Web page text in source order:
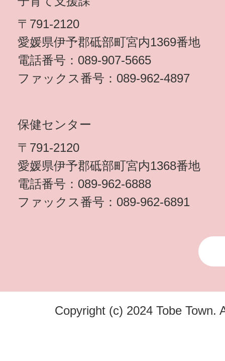
〒791-2120
愛媛県伊予郡砥部町宮内1369番地
電話番号：089-907-5665
ファックス番号：089-962-4897
保健センター
〒791-2120
愛媛県伊予郡砥部町宮内1368番地
電話番号：089-962-6888
ファックス番号：089-962-6891
Copyright (c) 2024 Tobe Town.